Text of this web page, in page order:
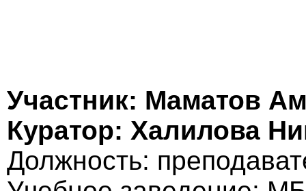
Участник: Маматов
Куратор: Халилова
Должность: